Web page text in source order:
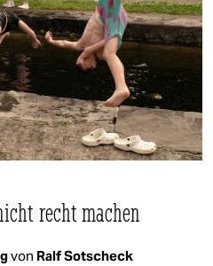
recht machen
von Ralf Sotscheck